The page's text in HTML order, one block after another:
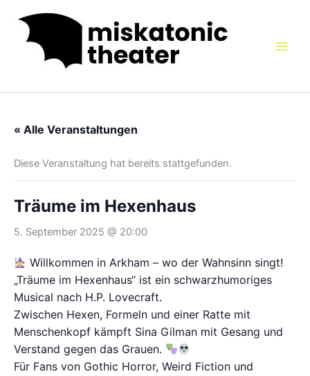
Inhalt
springen
« Alle Veranstaltungen
Diese Veranstaltung hat bereits stattgefunden.
Träume im Hexenhaus
5. September 2025 @ 20:00
Willkommen in Arkham – wo der Wahnsinn singt!
„Träume im Hexenhaus“ ist ein schwarzhumoriges
Musical nach H.P. Lovecraft.
Zwischen Hexen, Formeln und einer Ratte mit
Menschenkopf kämpft Sina Gilman mit Gesang und
Verstand gegen das Grauen.
Für Fans von Gothic Horror, Weird Fiction und